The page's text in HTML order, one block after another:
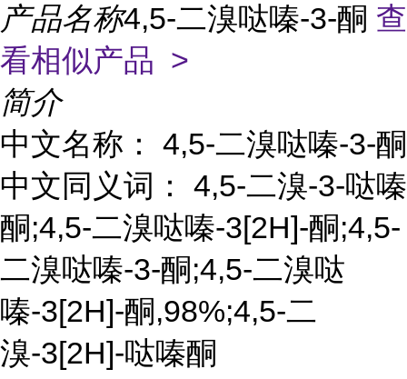
产品名称4,5-二溴哒嗪-3-酮 查
看相似产品 >
简介
中文名称： 4,5-二溴哒嗪-3-酮
中文同义词： 4,5-二溴-3-哒嗪
酮;4,5-二溴哒嗪-3[2H]-酮;4,5-
二溴哒嗪-3-酮;4,5-二溴哒
嗪-3[2H]-酮,98%;4,5-二
溴-3[2H]-哒嗪酮